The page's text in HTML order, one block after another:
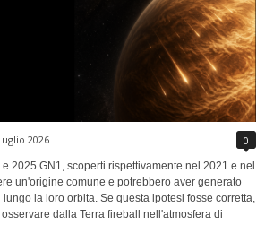
2026 0
2025 GN1, scoperti rispettivamente nel 2021 e nel
un'origine comune e potrebbero aver generato
la loro orbita. Se questa ipotesi fosse corretta,
dalla Terra fireball nell'atmosfera di